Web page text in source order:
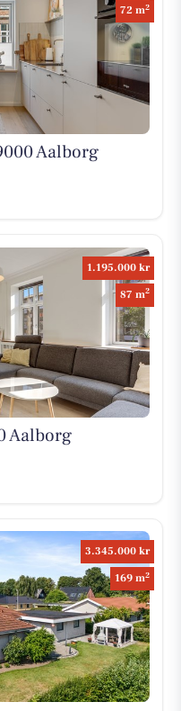
72 m2
Aalborg
1.195.000 kr
87 m2
Aalborg
3.345.000 kr
169 m2